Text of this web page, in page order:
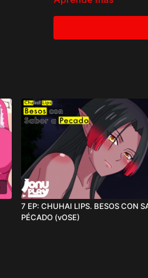
Solo
Aquí lo
*Solo compatible para
7 EP: CHUHAI LIPS. BESOS CON
PÉCADO (vOSE)